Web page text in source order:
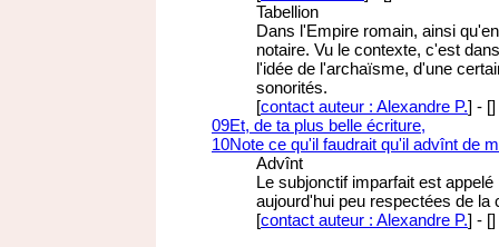
Tabellion
Dans l'Empire romain, ainsi
notaire. Vu le contexte, c'est
l'idée de l'archaïsme, d'une
sonorités.
[contact auteur : Alexandre P.] - []
09Et, de ta plus belle écriture,
10Note ce qu'il faudrait qu'il advînt de
Advînt
Le subjonctif imparfait est
aujourd'hui peu respectées de
[contact auteur : Alexandre P.] - []